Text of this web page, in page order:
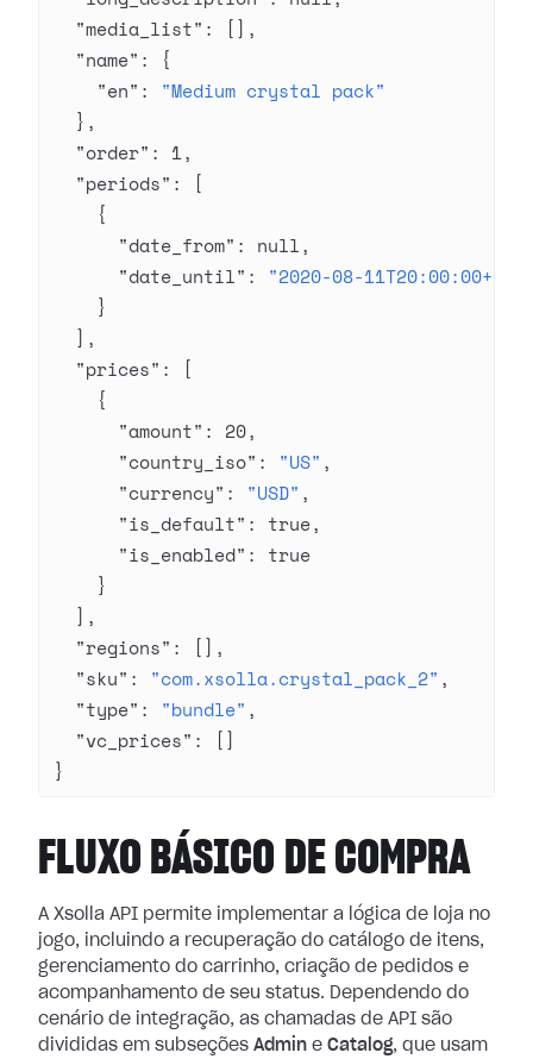
  "media_list"
: [],
  "name"
: {
    "en"
: "Medium crystal pack"
  },
  "order"
: 1,
  "periods"
: [
    {
      "date_from"
: null,
      "date_until"
: "2020-08-
    }
  ],
  "prices"
: [
    {
      "amount"
: 20,
      "country_iso"
: "US" ,
      "currency"
: "USD" ,
      "is_default"
: true,
      "is_enabled"
: true
    }
  ],
  "regions"
: [],
  "sku"
: "com.xsolla.crystal_pack_2" ,
  "type"
: "bundle" ,
  "vc_prices"
: []
}
FLUXO BÁSICO DE COMPRA
A Xsolla API permite implementar a lógica de loja no
jogo, incluindo a recuperação do catálogo de itens,
gerenciamento do carrinho, criação de pedidos e
acompanhamento de seu status. Dependendo do
cenário de integração, as chamadas de API são
divididas em subseções Admin e Catalog, que usam